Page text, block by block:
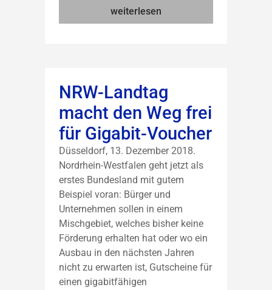
weiterlesen
NRW-Landtag
macht den Weg frei
für Gigabit-Voucher
Düsseldorf, 13. Dezember 2018.
Nordrhein-Westfalen geht jetzt als
erstes Bundesland mit gutem
Beispiel voran: Bürger und
Unternehmen sollen in einem
Mischgebiet, welches bisher keine
Förderung erhalten hat oder wo ein
Ausbau in den nächsten Jahren
nicht zu erwarten ist, Gutscheine für
einen gigabitfähigen